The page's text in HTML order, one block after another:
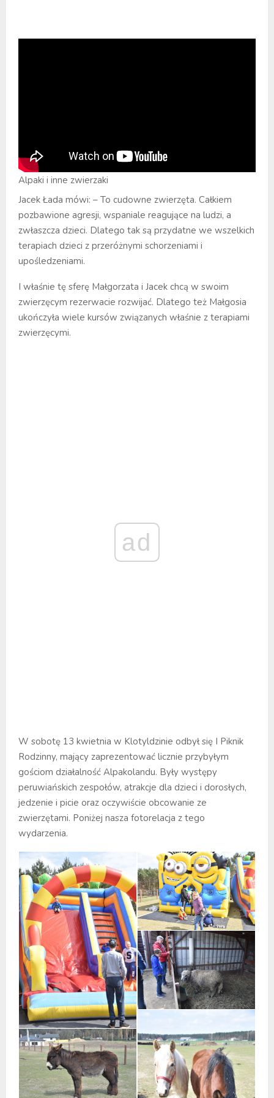
Alpaki i inne zwierzaki
Jacek Łada mówi: – To cudowne zwierzęta. Całkiem
pozbawione agresji, wspaniale reagujące na ludzi, a
zwłaszcza dzieci. Dlatego tak są przydatne we wszelkich
terapiach dzieci z przeróżnymi schorzeniami i
upośledzeniami.
I właśnie tę sferę Małgorzata i Jacek chcą w swoim
zwierzęcym rezerwacie rozwijać. Dlatego też Małgosia
ukończyła wiele kursów związanych właśnie z terapiami
zwierzęcymi.
ad
W sobotę 13 kwietnia w Klotyldzinie odbył się I Piknik
Rodzinny, mający zaprezentować licznie przybyłym
gościom działalność Alpakolandu. Były występy
peruwiańskich zespołów, atrakcje dla dzieci i dorosłych,
jedzenie i picie oraz oczywiście obcowanie ze
zwierzętami. Poniżej nasza fotorelacja z tego
wydarzenia.